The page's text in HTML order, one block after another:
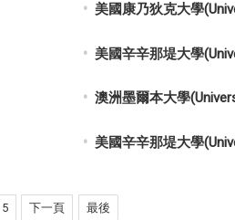
美國康乃狄克大學
美國辛辛那堤大學
澳洲墨爾本大學
美國辛辛那堤大學
5 下一頁 最後